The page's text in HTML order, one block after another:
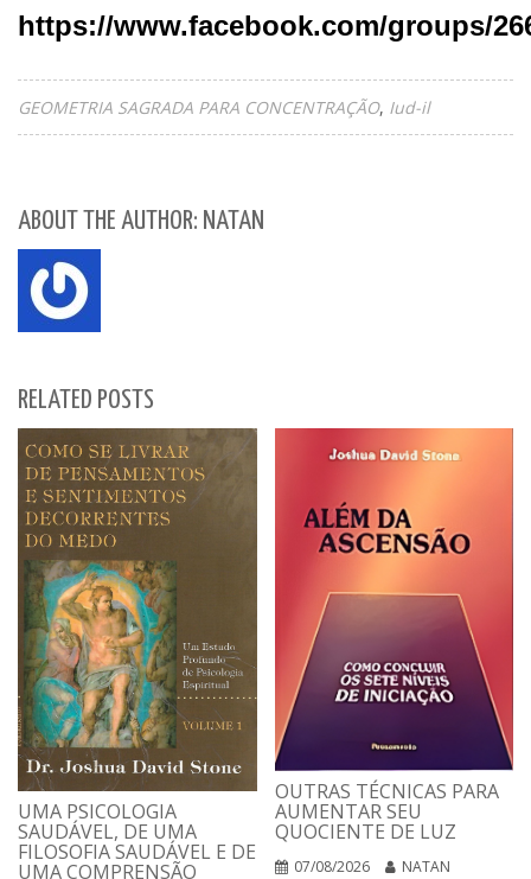
https://www.facebook.com/groups/
GEOMETRIA SAGRADA PARA CONCENTRAÇÃO Iud-il
ABOUT THE AUTHOR: NATAN
RELATED POSTS
UMA PSICOLOGIA
SAUDÁVEL, DE UMA
FILOSOFIA SAUDÁVEL E DE
UMA COMPRENSÃO
OUTRAS TÉCNICAS PARA
AUMENTAR SEU
QUOCIENTE DE LUZ
07/08/2026 NATAN